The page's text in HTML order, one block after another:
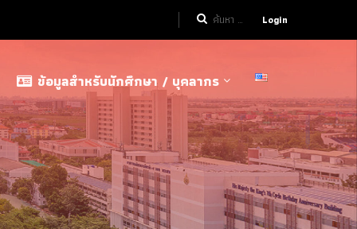
Login
ข้อมูลสำหรับนักศึกษา / บุคลากร